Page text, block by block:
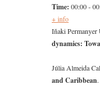
Time: 00:00 -
+ info
Iñaki Permanyer
dynamics:
Júlia Almeida
and Caribbean